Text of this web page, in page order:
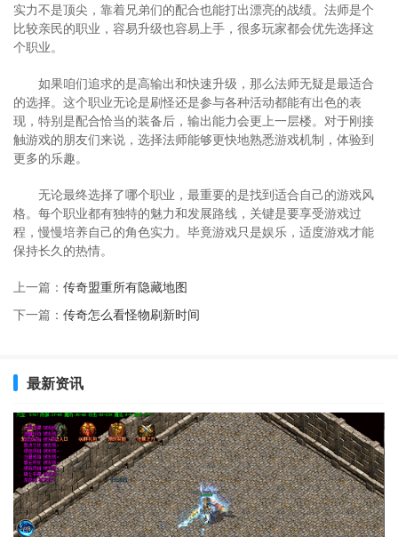
实力不是顶尖，靠着兄弟们的配合也能打出漂亮的战绩。法师是个
比较亲民的职业，容易升级也容易上手，很多玩家都会优先选择这
个职业。
如果咱们追求的是高输出和快速升级，那么法师无疑是最适合
的选择。这个职业无论是刷怪还是参与各种活动都能有出色的表
现，特别是配合恰当的装备后，输出能力会更上一层楼。对于刚接
触游戏的朋友们来说，选择法师能够更快地熟悉游戏机制，体验到
更多的乐趣。
无论最终选择了哪个职业，最重要的是找到适合自己的游戏风
格。每个职业都有独特的魅力和发展路线，关键是要享受游戏过
程，慢慢培养自己的角色实力。毕竟游戏只是娱乐，适度游戏才能
保持长久的热情。
上一篇： 传奇盟重所有隐藏地图
下一篇： 传奇怎么看怪物刷新时间
最新资讯